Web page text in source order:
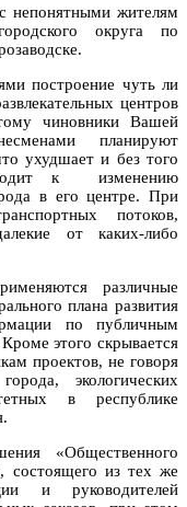
непонятными жителям
округа по
построение чуть ли
центров
чиновники Вашей
планируют
ухудшает и без того
к
изменению
в его центре. При
потоков,
от каких-либо
различные
плана развития
по публичным
этого скрывается
проектов, не говоря
экологических
в республике
«Общественного
состоящего из тех же
и руководителей